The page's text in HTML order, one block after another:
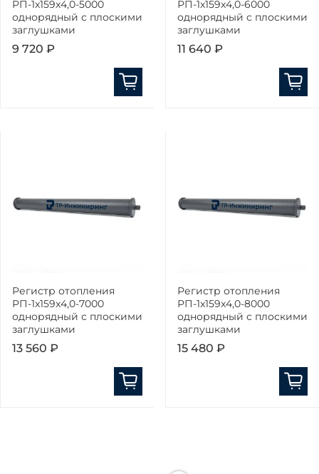
РП-1x159x4,0-5000
однорядный с плоскими
заглушками
9 720 ₽
РП-1x159x4,0-6000
однорядный с плоскими
заглушками
11 640 ₽
Регистр отопления
РП-1x159x4,0-7000
однорядный с плоскими
заглушками
13 560 ₽
Регистр отопления
РП-1x159x4,0-8000
однорядный с плоскими
заглушками
15 480 ₽